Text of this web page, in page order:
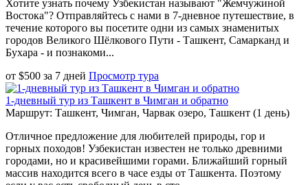
Хотите узнать почему Узбекистан называют "Жемчужиной
Востока"? Отправляйтесь с нами в 7-дневное путешествие, в
течение которого вы посетите одни из самых знаменитых
городов Великого Шёлкового Пути - Ташкент, Самарканд и
Бухара - и познакоми...
от $500 за 7 дней Просмотр тура
1-дневный тур из Ташкент в Чимган и обратно
Маршрут: Ташкент, Чимган, Чарвак озеро, Ташкент (1 день)
Отличное предложение для любителей природы, гор и
горных походов! Узбекистан известен не только древними
городами, но и красивейшими горами. Ближайший горный
массив находится всего в часе езды от Ташкента. Поэтому